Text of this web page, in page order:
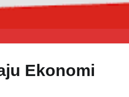
Ekonomi